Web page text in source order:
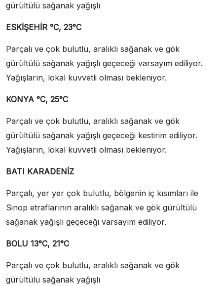
gürültülü sağanak yağışlı
ESKİŞEHİR °C, 23°C
Parçalı ve çok bulutlu, aralıklı sağanak ve gök
gürültülü sağanak yağışlı geçeceği varsayım ediliyor.
Yağışların, lokal kuvvetli olması bekleniyor.
KONYA °C, 25°C
Parçalı ve çok bulutlu, aralıklı sağanak ve gök
gürültülü sağanak yağışlı geçeceği kestirim ediliyor.
Yağışların, lokal kuvvetli olması bekleniyor.
BATI KARADENİZ
Parçalı, yer yer çok bulutlu, bölgenin iç kısımları ile
Sinop etraflarının aralıklı sağanak ve gök gürültülü
sağanak yağışlı geçeceği varsayım ediliyor.
BOLU 13°C, 21°C
Parçalı ve çok bulutlu, aralıklı sağanak ve gök
gürültülü sağanak yağışlı